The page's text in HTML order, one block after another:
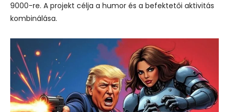
9000-re. A projekt célja a humor és a befektetői aktivitás
kombinálása.